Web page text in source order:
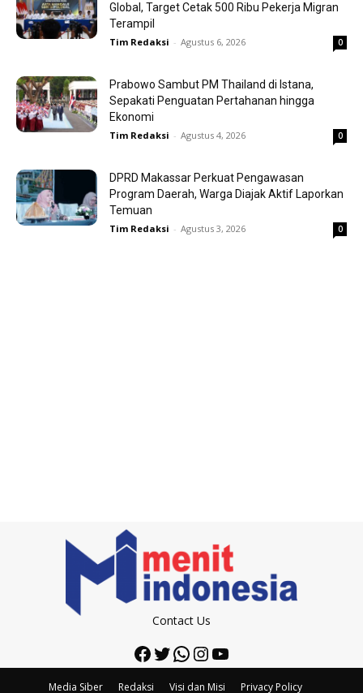
Global, Target Cetak 500 Ribu Pekerja Migran
Terampil
Tim Redaksi - Agustus 6, 2026 0
Prabowo Sambut PM Thailand di Istana,
Sepakati Penguatan Pertahanan hingga
Ekonomi
Tim Redaksi - Agustus 4, 2026 0
DPRD Makassar Perkuat Pengawasan
Program Daerah, Warga Diajak Aktif Laporkan
Temuan
Tim Redaksi - Agustus 3, 2026 0
Contact Us
Facebook
Twitter
WhatsApp
Instagram
YouTube
Media Siber Redaksi Visi dan Misi Privacy Policy